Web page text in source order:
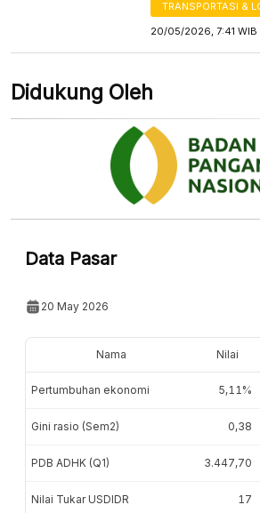
TRANSPORTASI &
20/05/2026, 7:41 WIB
Didukung Oleh
Data Pasar
20 May 2026
Nama Nilai
Pertumbuhan ekonomi 5,11%
Gini rasio (Sem2) 0,38
PDB ADHK (Q1) 3.447,70
Nilai Tukar USDIDR 17